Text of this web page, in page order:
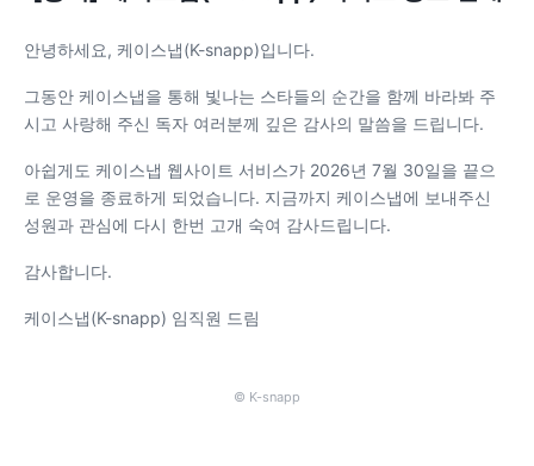
안녕하세요, 케이스냅(K-snapp)입니다.
그동안 케이스냅을 통해 빛나는 스타들의 순간을 함께 바라봐 주
시고 사랑해 주신 독자 여러분께 깊은 감사의 말씀을 드립니다.
아쉽게도 케이스냅 웹사이트 서비스가 2026년 7월 30일을 끝으
로 운영을 종료하게 되었습니다. 지금까지 케이스냅에 보내주신
성원과 관심에 다시 한번 고개 숙여 감사드립니다.
감사합니다.
케이스냅(K-snapp) 임직원 드림
© K-snapp